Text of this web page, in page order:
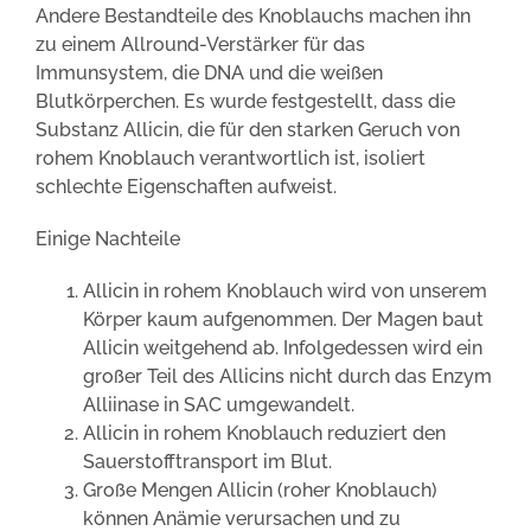
Andere Bestandteile des Knoblauchs machen ihn
zu einem Allround-Verstärker für das
Immunsystem, die DNA und die weißen
Blutkörperchen. Es wurde festgestellt, dass die
Substanz Allicin, die für den starken Geruch von
rohem Knoblauch verantwortlich ist, isoliert
schlechte Eigenschaften aufweist.
Einige Nachteile
Allicin in rohem Knoblauch wird von unserem
Körper kaum aufgenommen. Der Magen baut
Allicin weitgehend ab. Infolgedessen wird ein
großer Teil des Allicins nicht durch das Enzym
Alliinase in SAC umgewandelt.
Allicin in rohem Knoblauch reduziert den
Sauerstofftransport im Blut.
Große Mengen Allicin (roher Knoblauch)
können Anämie verursachen und zu